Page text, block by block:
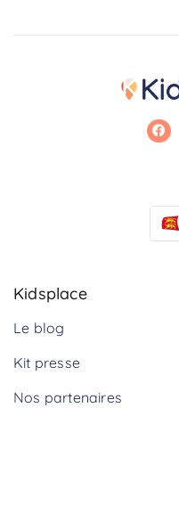
Kidsplace
Le blog
Kit presse
Nos partenaires